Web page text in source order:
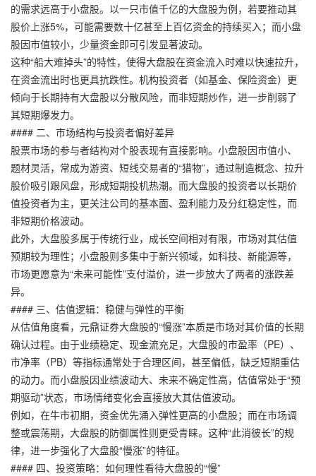
的需求远高于小盘股。以一只市值千亿的大盘股为例，若要推动其
股价上涨5%，可能需要数十亿甚至上百亿资金的持续买入；而小盘
股因市值较小，少量资金即可引发显著波动。
这种“船大难掉头”的特性，使得大盘股在资金流入时难以快速拉升，
在资金流出时也更具抗跌性。机构投资者（如基金、保险资金）更
倾向于长期持有大盘股以分散风险，而非短期炒作，进一步削弱了
其短期爆发力。
#### 二、市场结构与投资者偏好差异
股票市场的参与者结构对个股表现有直接影响。小盘股因市值小、
题材灵活，常成为游资、短线交易者的“猎物”，通过制造概念、拉升
股价吸引跟风盘，形成短期投机热潮。而大盘股的投资者以长期价
值投资者为主，更关注公司的基本面、盈利能力及分红稳定性，而
非短期价格波动。
此外，大盘股多属于传统行业，成长空间相对有限，市场对其估值
预期较为理性；小盘股则多集中于新兴领域，如科技、新能源等，
市场更愿意为“未来可能性”支付溢价，进一步放大了两者的涨跌差
异。
#### 三、估值逻辑：稳健与弹性的平衡
从估值角度看， 元鼎证券大盘股的“慢涨”本质是市场对其价值的长期
确认过程。由于业绩稳定、现金流充足，大盘股的市盈率（PE）、
市净率（PB）等指标通常处于合理区间，甚至偏低，缺乏短期重估
的动力。而小盘股因业绩波动大、未来不确定性高，估值常处于“预
期驱动”状态，市场情绪变化会直接放大其估值波动。
例如，在牛市初期，资金优先涌入弹性更高的小盘股；而在市场调
整或震荡期，大盘股的防御属性则更受青睐。这种“此消彼长”的规
律，进一步强化了大盘股“慢涨”的特征。
#### 四、投资策略：如何理性看待大盘股的“慢”